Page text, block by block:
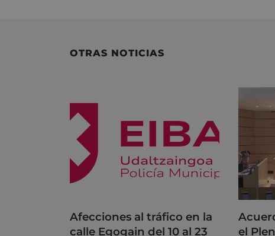
OTRAS NOTICIAS
Afecciones al tráfico en la
calle Egogain del 10 al 23
el